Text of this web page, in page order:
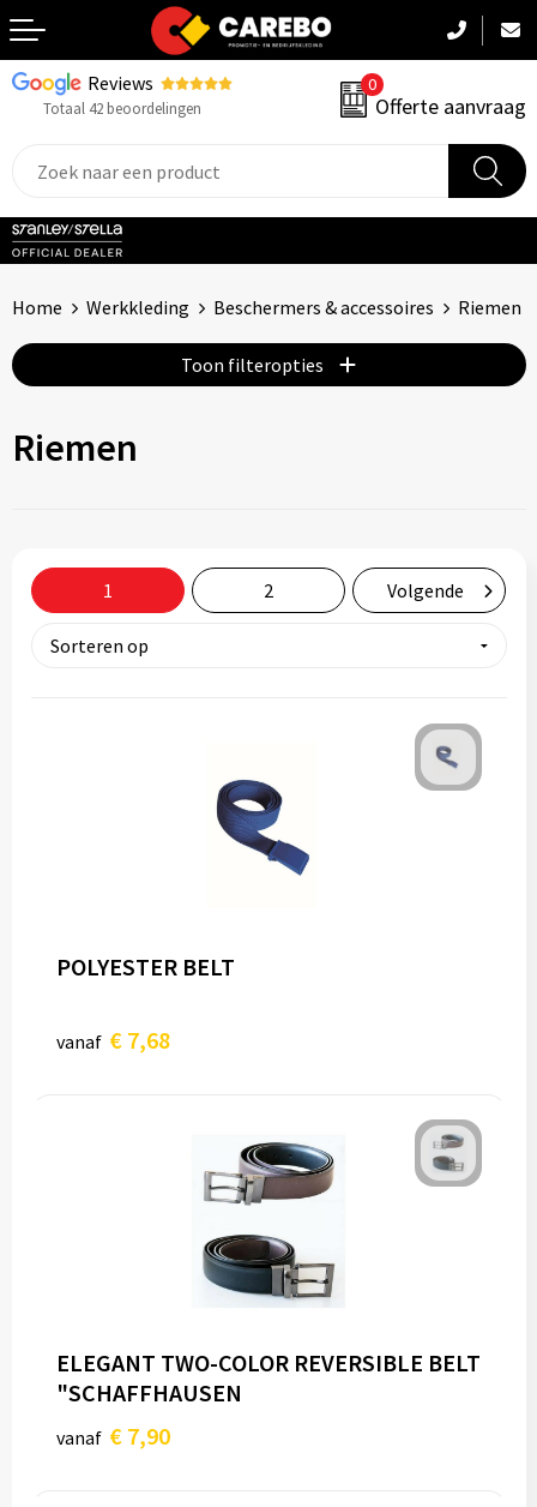
Reviews
Totaal 42 beoordelingen
0
Offerte aanvraag
Terug
Sportkleding
Caps, Mutsen & Sjaals
Handdoeken & Dekens
Relatiegeschenken
Home Werkkleding Beschermers & accessoires Riemen
Toon filteropties
Riemen
1 2 Volgende
POLYESTER BELT
vanaf € 7,68
ELEGANT TWO-COLOR REVERSIBLE BELT
"SCHAFFHAUSEN
vanaf € 7,90